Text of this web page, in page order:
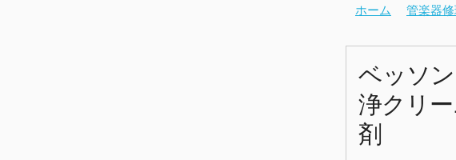
ホーム 管楽器
ベッソ
浄クリ
剤